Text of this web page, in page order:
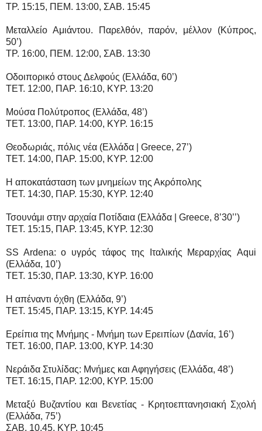
TP. 15:15, ΠEM. 13:00, ΣAB. 15:45
Μεταλλείο Αμιάντου. Παρελθόν, παρόν, μέλλον (Κύπρος,
50’)
TP. 16:00, ΠEM. 12:00, ΣAB. 13:30
Οδοιπορικό στους Δελφούς (Ελλάδα, 60’)
TET. 12:00, ΠAP. 16:10, KYP. 13:20
Μούσα Πολύτροπος (Ελλάδα, 48’)
TET. 13:00, ΠAP. 14:00, KYP. 16:15
Θεοδωριάς, πόλις νέα (Ελλάδα | Greece, 27’)
TET. 14:00, ΠAP. 15:00, KYP. 12:00
H αποκατάσταση των μνημείων της Ακρόπολης
TET. 14:30, ΠAP. 15:30, KYP. 12:40
Τσουνάμι στην αρχαία Ποτίδαια (Ελλάδα | Greece, 8’30’’)
TET. 15:15, ΠAP. 13:45, KYP. 12:30
SS Ardena: ο υγρός τάφος της Ιταλικής Μεραρχίας Aqui
(Ελλάδα, 10’)
TET. 15:30, ΠAP. 13:30, KYP. 16:00
H απέναντι όχθη (Ελλάδα, 9’)
TET. 15:45, ΠAP. 13:15, KYP. 14:45
Ερείπια της Μνήμης - Μνήμη των Ερειπίων (Δανία, 16’)
TET. 16:00, ΠAP. 13:00, KYP. 14:30
Νεράιδα Στυλίδας: Μνήμες και Αφηγήσεις (Ελλάδα, 48’)
TET. 16:15, ΠAP. 12:00, KYP. 15:00
Μεταξύ Βυζαντίου και Βενετίας - Κρητοεπτανησιακή Σχολή
(Ελλάδα, 75’)
ΣΑΒ. 10.45, ΚΥΡ. 10:45